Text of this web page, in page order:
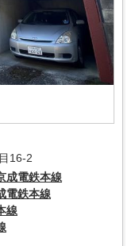
16-2
成電鉄本線
電鉄本線
線